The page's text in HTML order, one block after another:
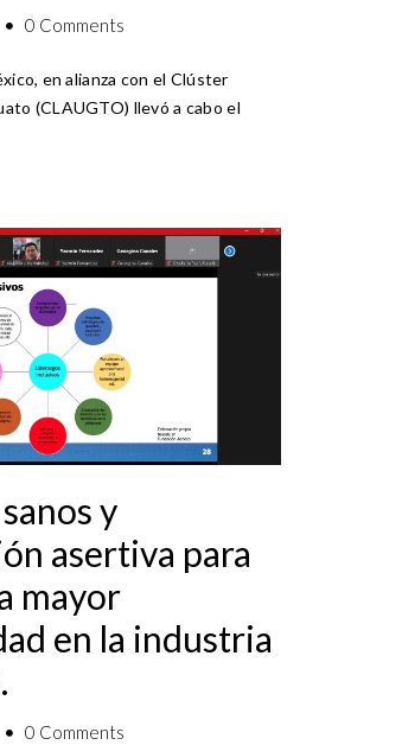
0 Comments
en alianza con el Clúster
(CLAUGTO) llevó a cabo el
y
asertiva para
mayor
en la industria
0 Comments